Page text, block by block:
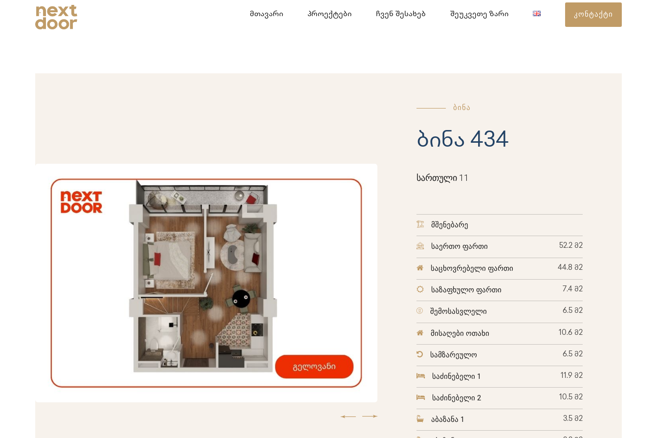
კონტაქტი
მთავარი პროექტები ჩვენ შესახებ შეუკვეთე ზარი
ბინა
ბინა 434
სართული 11
მშენებარე
საერთო ფართი 52.2 მ2
საცხოვრებელი ფართი 44.8 მ2
საზაფხულო ფართი 7.4 მ2
შემოსასვლელი 6.5 მ2
მისაღები ოთახი 10.6 მ2
სამზარეულო 6.5 მ2
საძინებელი 1 11.9 მ2
საძინებელი 2 10.5 მ2
აბაზანა 1 3.5 მ2